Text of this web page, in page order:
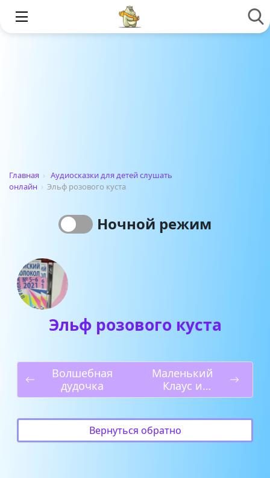
Главная › Аудиосказки для детей слушать
онлайн › Эльф розового куста
Ночной режим
Эльф розового куста
Волшебная
дудочка
Маленький
Клаус и
Большой Клаус
Вернуться обратно